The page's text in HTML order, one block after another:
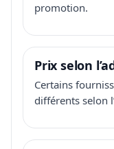
promotion.
Prix selon
Certains
différents selon